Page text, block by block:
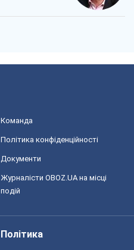
Команда
Політика конфіденційності
Документи
Журналісти OBOZ.UA на місці
подій
Політика